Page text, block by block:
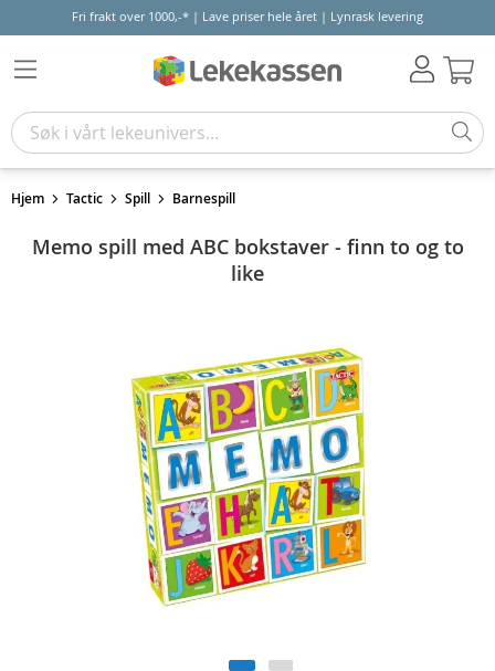
Fri frakt over 1000,-* | Lave priser hele året | Lynrask levering
Hjem Tactic Spill Barnespill
Memo spill med ABC bokstaver - finn to og to
like